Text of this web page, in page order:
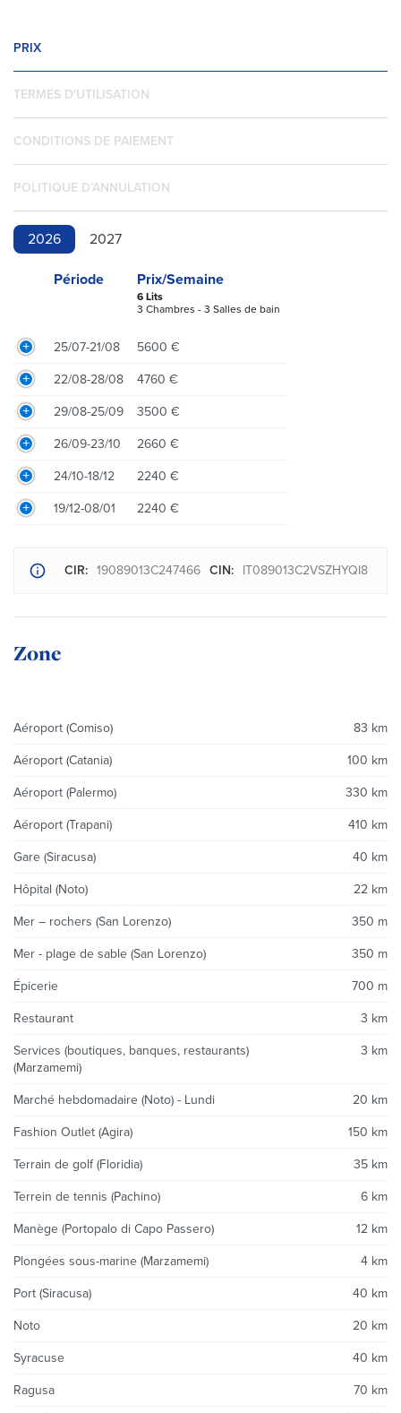
PRIX
TERMES D'UTILISATION
CONDITIONS DE PAIEMENT
POLITIQUE D’ANNULATION
2026 2027
Période Prix/Semaine
6 Lits
3 Chambres - 3 Salles de bain
25/07-21/08 5600 €
22/08-28/08 4760 €
29/08-25/09 3500 €
26/09-23/10 2660 €
24/10-18/12 2240 €
19/12-08/01 2240 €
CIR: 19089013C247466 CIN: IT089013C2VSZHYQI8
Zone
Aéroport (Comiso) 83 km
Aéroport (Catania) 100 km
Aéroport (Palermo) 330 km
Aéroport (Trapani) 410 km
Gare (Siracusa) 40 km
Hôpital (Noto) 22 km
Mer – rochers (San Lorenzo) 350 m
Mer - plage de sable (San Lorenzo) 350 m
Épicerie 700 m
Restaurant 3 km
Services (boutiques, banques, restaurants)
(Marzamemi)
3 km
Marché hebdomadaire (Noto) - Lundi 20 km
Fashion Outlet (Agira) 150 km
Terrain de golf (Floridia) 35 km
Terrein de tennis (Pachino) 6 km
Manège (Portopalo di Capo Passero) 12 km
Plongées sous-marine (Marzamemi) 4 km
Port (Siracusa) 40 km
Noto 20 km
Syracuse 40 km
Ragusa 70 km